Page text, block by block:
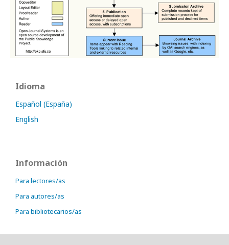
Idioma
Español (España)
English
Información
Para lectores/as
Para autores/as
Para bibliotecarios/as